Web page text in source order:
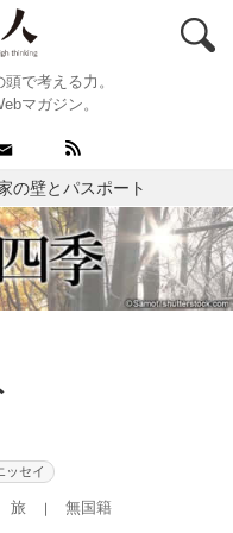
で考える力。
マガジン。
の壁とパスポート
ッセイ
旅 無国籍